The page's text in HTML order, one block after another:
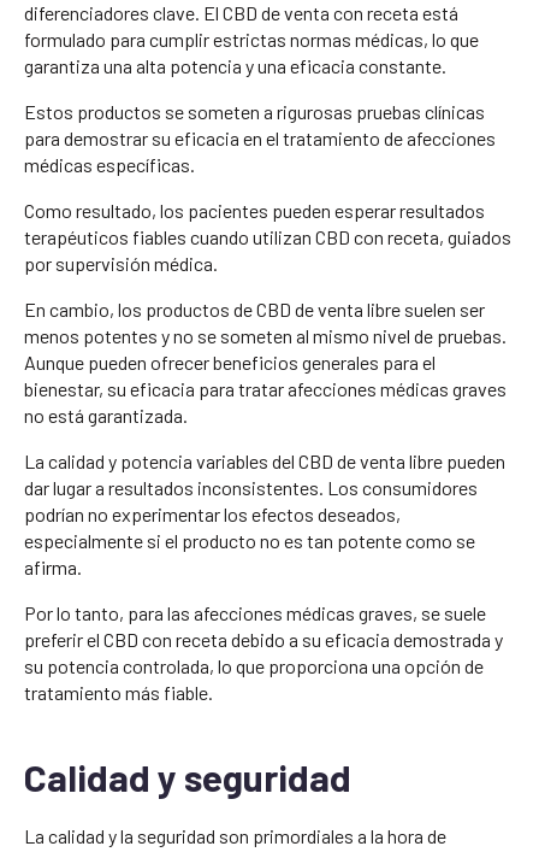
diferenciadores clave. El CBD de venta con receta está
formulado para cumplir estrictas normas médicas, lo que
garantiza una alta potencia y una eficacia constante.
Estos productos se someten a rigurosas pruebas clínicas
para demostrar su eficacia en el tratamiento de afecciones
médicas específicas.
Como resultado, los pacientes pueden esperar resultados
terapéuticos fiables cuando utilizan CBD con receta, guiados
por supervisión médica.
En cambio, los productos de CBD de venta libre suelen ser
menos potentes y no se someten al mismo nivel de pruebas.
Aunque pueden ofrecer beneficios generales para el
bienestar, su eficacia para tratar afecciones médicas graves
no está garantizada.
La calidad y potencia variables del CBD de venta libre pueden
dar lugar a resultados inconsistentes. Los consumidores
podrían no experimentar los efectos deseados,
especialmente si el producto no es tan potente como se
afirma.
Por lo tanto, para las afecciones médicas graves, se suele
preferir el CBD con receta debido a su eficacia demostrada y
su potencia controlada, lo que proporciona una opción de
tratamiento más fiable.
Calidad y seguridad
La calidad y la seguridad son primordiales a la hora de